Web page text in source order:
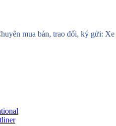
mua bán, trao đổi, ký gửi: Xe